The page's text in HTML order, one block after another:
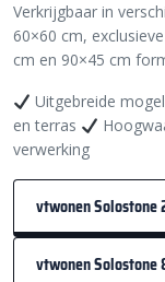
Verkrijgbaar in
60×60 cm,
cm en 90×45 cm
Uitgebreide
en terras
verwerking
vtwonen Solostone
vtwonen Solostone